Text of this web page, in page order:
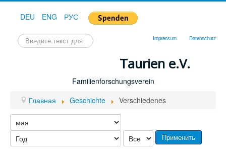
DEU ENG РУС
Искать... Impressum Datenschutz
Taurien e.V.
Familienforschungsverein
Главная
Geschichte Verschiedenes
Применить